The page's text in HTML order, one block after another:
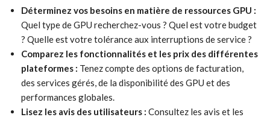
Déterminez vos besoins en matière de ressources GPU :
Quel type de GPU recherchez-vous ? Quel est votre budget
? Quelle est votre tolérance aux interruptions de service ?
Comparez les fonctionnalités et les prix des différentes
plateformes : Tenez compte des options de facturation,
des services gérés, de la disponibilité des GPU et des
performances globales.
Lisez les avis des utilisateurs : Consultez les avis et les